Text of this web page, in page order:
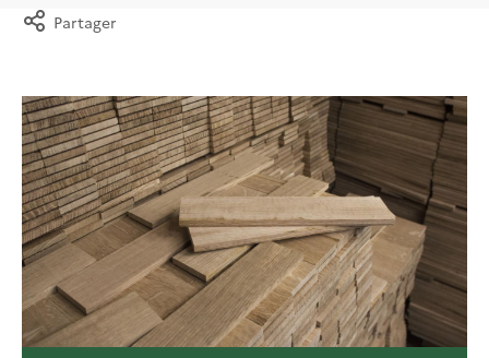
Partager